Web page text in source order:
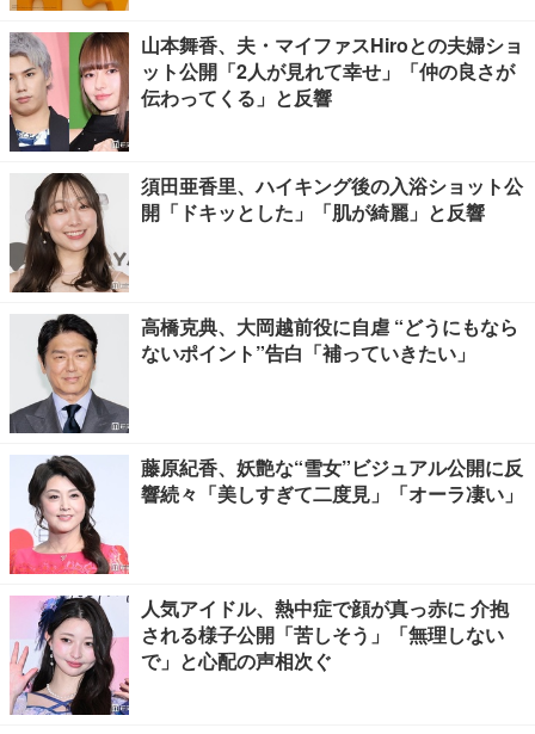
山本舞香、夫・マイファスHiroとの夫婦ショ
ット公開「2人が見れて幸せ」「仲の良さが
伝わってくる」と反響
須田亜香里、ハイキング後の入浴ショット公
開「ドキッとした」「肌が綺麗」と反響
高橋克典、大岡越前役に自虐 “どうにもなら
ないポイント”告白「補っていきたい」
藤原紀香、妖艶な“雪女”ビジュアル公開に反
響続々「美しすぎて二度見」「オーラ凄い」
人気アイドル、熱中症で顔が真っ赤に 介抱
される様子公開「苦しそう」「無理しない
で」と心配の声相次ぐ